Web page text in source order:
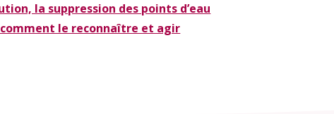
la suppression des points d’eau
le reconnaître et agir